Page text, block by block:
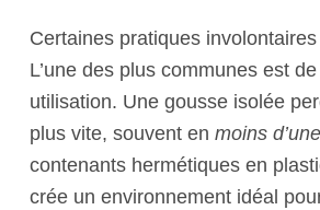
Certaines pratiques
L’une des plus communes est
utilisation. Une gousse isolée
plus vite, souvent en moins
contenants hermétiques en
crée un environnement idéal